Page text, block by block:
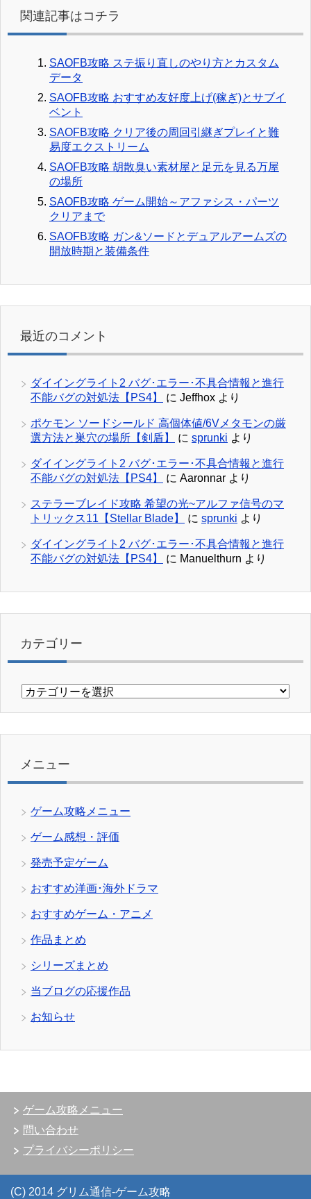
関連記事はコチラ
SAOFB攻略 ステ振り直しのやり方とカスタム
データ
SAOFB攻略 おすすめ友好度上げ(稼ぎ)とサブイ
ベント
SAOFB攻略 クリア後の周回引継ぎプレイと難
易度エクストリーム
SAOFB攻略 胡散臭い素材屋と足元を見る万屋
の場所
SAOFB攻略 ゲーム開始～アファシス・パーツ
クリアまで
SAOFB攻略 ガン&ソードとデュアルアームズの
開放時期と装備条件
最近のコメント
ダイイングライト2 バグ･エラー･不具合情報と進行
不能バグの対処法【PS4】
に Jeffhox より
ポケモン ソードシールド 高個体値/6Vメタモンの厳
選方法と巣穴の場所【剣盾】
に sprunki より
ダイイングライト2 バグ･エラー･不具合情報と進行
不能バグの対処法【PS4】
に Aaronnar より
ステラーブレイド攻略 希望の光~アルファ信号のマ
トリックス11【Stellar Blade】
に sprunki より
ダイイングライト2 バグ･エラー･不具合情報と進行
不能バグの対処法【PS4】
に Manuelthurn より
カテゴリー
カ
リ
メニュー
ゲーム攻略メニュー
ゲーム感想・評価
発売予定ゲーム
おすすめ洋画･海外ドラマ
おすすめゲーム・アニメ
作品まとめ
シリーズまとめ
当ブログの応援作品
お知らせ
ゲーム攻略メニュー
問い合わせ
プライバシーポリシー
(C) 2014 グリム通信-ゲーム攻略